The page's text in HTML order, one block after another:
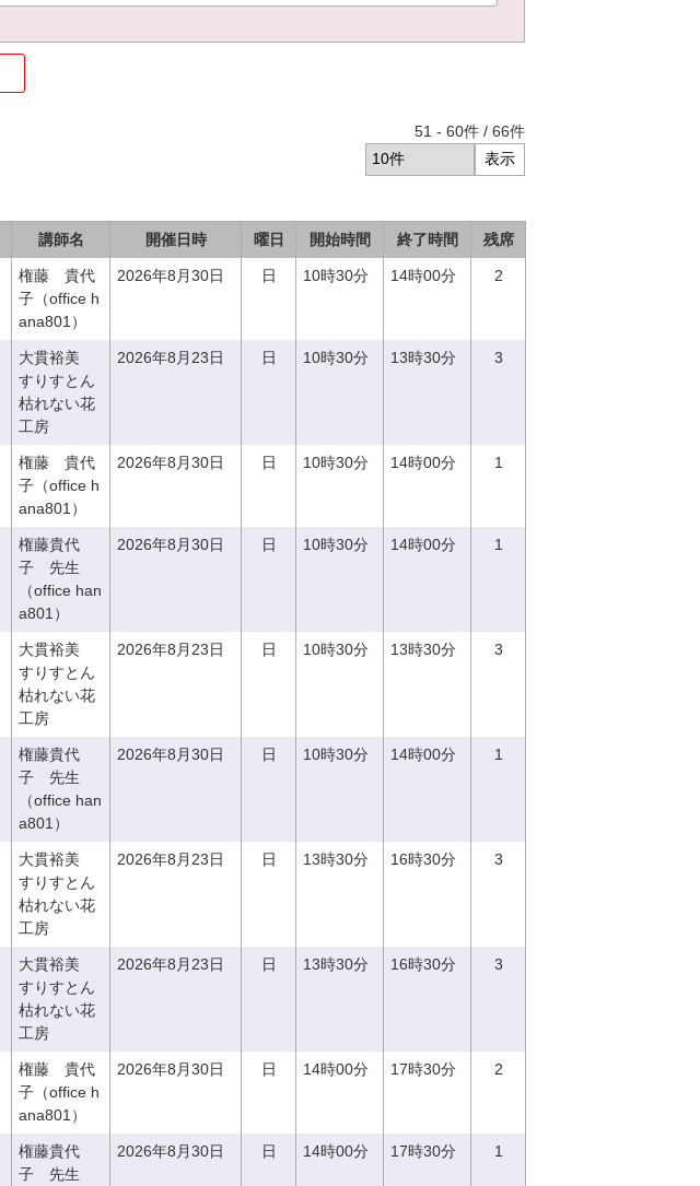
51 - 60件 / 66件
講師名 開催日時 曜日 開始時間 終了時間 残席
権藤 貴代
子（office h
ana801）
2026年8月30日 日 10時30分 14時00分 2
大貫裕美
すりすとん
枯れない花
工房
2026年8月23日 日 10時30分 13時30分 3
権藤 貴代
子（office h
ana801）
2026年8月30日 日 10時30分 14時00分 1
権藤貴代
子 先生
（office han
a801）
2026年8月30日 日 10時30分 14時00分 1
大貫裕美
すりすとん
枯れない花
工房
2026年8月23日 日 10時30分 13時30分 3
権藤貴代
子 先生
（office han
a801）
2026年8月30日 日 10時30分 14時00分 1
大貫裕美
すりすとん
枯れない花
工房
2026年8月23日 日 13時30分 16時30分 3
大貫裕美
すりすとん
枯れない花
工房
2026年8月23日 日 13時30分 16時30分 3
権藤 貴代
子（office h
ana801）
2026年8月30日 日 14時00分 17時30分 2
権藤貴代
子 先生
2026年8月30日 日 14時00分 17時30分 1